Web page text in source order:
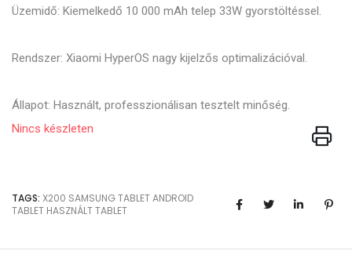
Üzemidő: Kiemelkedő 10 000 mAh telep 33W gyorstöltéssel.
Rendszer: Xiaomi HyperOS nagy kijelzős optimalizációval.
Állapot: Használt, professzionálisan tesztelt minőség.
Nincs készleten
TAGS: X200 SAMSUNG TABLETANDROID
TABLET HASZNÁLT TABLET